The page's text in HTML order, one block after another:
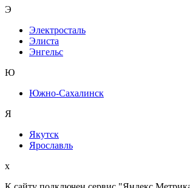
Э
Электросталь
Элиста
Энгельс
Ю
Южно-Сахалинск
Я
Якутск
Ярославль
x